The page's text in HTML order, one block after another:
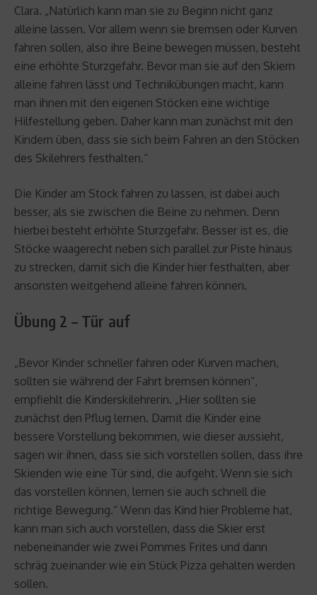
Clara. „Natürlich kann man sie zu Beginn nicht ganz
alleine lassen. Vor allem wenn sie bremsen oder Kurven
fahren sollen, also ihre Beine bewegen müssen, besteht
eine erhöhte Sturzgefahr. Bevor man sie auf den Skiern
alleine fahren lässt und Technikübungen macht, kann
man ihnen mit den eigenen Stöcken eine wichtige
Hilfestellung geben. Daher kann man zunächst mit den
Kindern üben, dass sie sich beim Fahren an den Stöcken
des Skilehrers festhalten.“
Die Kinder am Stock fahren zu lassen, ist dabei auch
besser, als sie zwischen die Beine zu nehmen. Denn
hierbei besteht erhöhte Sturzgefahr. Besser ist es, die
Stöcke waagerecht neben sich parallel zur Piste hinaus
zu strecken, damit sich die Kinder hier festhalten, aber
ansonsten weitgehend alleine fahren können.
Übung 2 – Tür auf
„Bevor Kinder schneller fahren oder Kurven machen,
sollten sie während der Fahrt bremsen können“,
empfiehlt die Kinderskilehrerin. „Hier sollten sie
zunächst den Pflug lernen. Damit die Kinder eine
bessere Vorstellung bekommen, wie dieser aussieht,
sagen wir ihnen, dass sie sich vorstellen sollen, dass ihre
Skienden wie eine Tür sind, die aufgeht. Wenn sie sich
das vorstellen können, lernen sie auch schnell die
richtige Bewegung.“ Wenn das Kind hier Probleme hat,
kann man sich auch vorstellen, dass die Skier erst
nebeneinander wie zwei Pommes Frites und dann
schräg zueinander wie ein Stück Pizza gehalten werden
sollen.